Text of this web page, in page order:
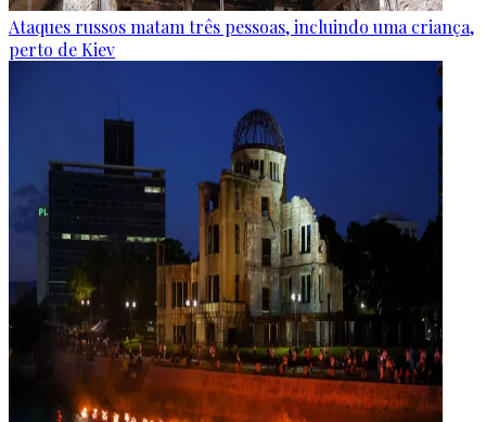
Ataques russos matam três pessoas, incluindo uma criança,
perto de Kiev